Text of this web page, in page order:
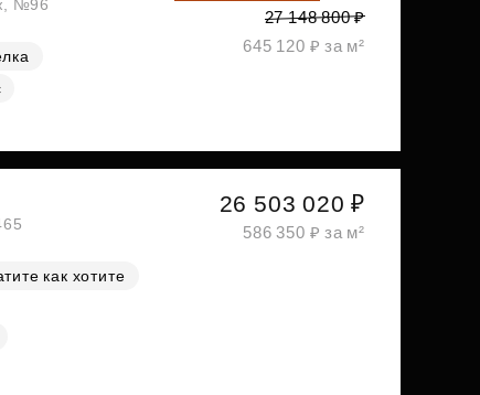
№96
27 148 800 ₽
645 120 ₽ за м²
как хотите
26 503 020 ₽
586 350 ₽ за м²